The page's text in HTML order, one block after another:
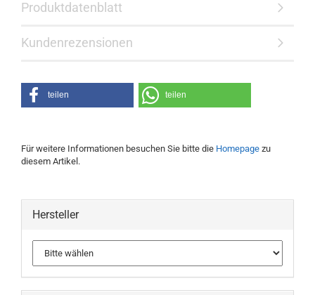
Produktdatenblatt
Kundenrezensionen
teilen teilen
Für weitere Informationen besuchen Sie bitte die Homepage zu
diesem Artikel.
Hersteller